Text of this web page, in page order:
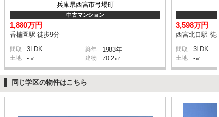
兵庫県西宮市弓場町
中古マンション
1,880万円
香櫨園駅 徒歩9分
間取 3LDK 築年 1983年
土地 -㎡ 建物 70.2㎡
3,598万円
西宮北口駅 徒
間取 3LDK
土地 -㎡
同じ学区の物件はこちら